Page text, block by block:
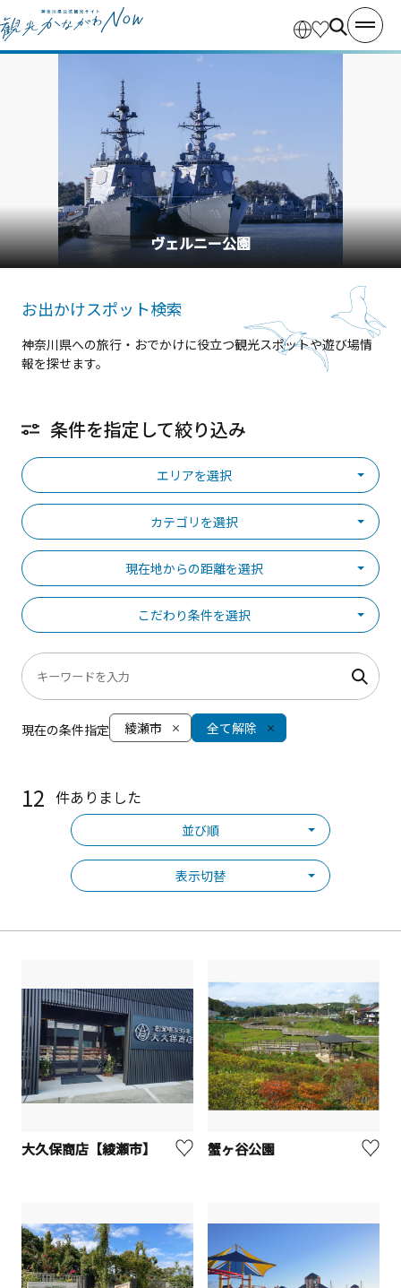
ヴェルニー公園
お出かけスポット検索
神奈川県への旅行・おでかけに役立つ観光スポットや遊び場情
報を探せます。
条件を指定して絞り込み
エリアを選択
カテゴリを選択
現在地からの距離を選択
こだわり条件を選択
現在の条件指定 綾瀬市 全て解除
12 件ありました
並び順
表示切替
大久保商店【綾瀬市】 蟹ヶ谷公園